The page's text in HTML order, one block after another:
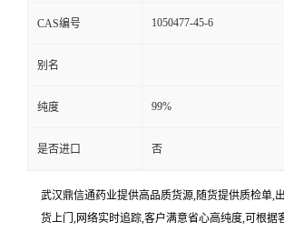
CAS编号 1050477-45-6
别名
纯度 99%
是否进口 否
武汉鼎信通药业提供高品质货源,随货提供质检单,
货上门,网络实时追踪,客户满意省心高纯度,可根据